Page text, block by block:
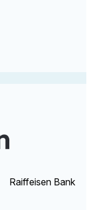
Raiffeisen Bank